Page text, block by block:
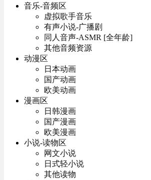
音乐-音频区
虚拟歌手音乐
有声小说-广播剧
同人音声-ASMR [全年龄]
其他音频资源
动漫区
日本动画
国产动画
欧美动画
漫画区
日韩漫画
国产漫画
欧美漫画
小说-读物区
网文小说
日式轻小说
其他读物